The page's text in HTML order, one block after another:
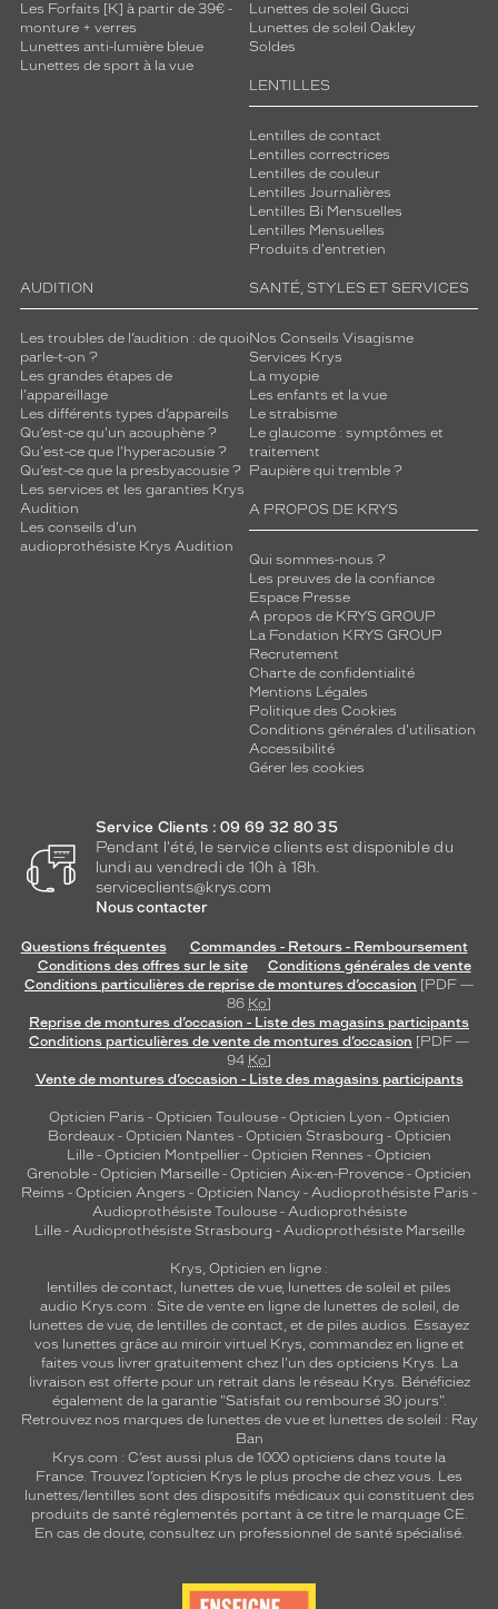
Les Forfaits [K] à partir de 39€ -
monture + verres
Lunettes anti-lumière bleue
Lunettes de sport à la vue
Lunettes de soleil Gucci
Lunettes de soleil Oakley
Soldes
LENTILLES
Lentilles de contact
Lentilles correctrices
Lentilles de couleur
Lentilles Journalières
Lentilles Bi Mensuelles
Lentilles Mensuelles
Produits d'entretien
AUDITION
Les troubles de l’audition : de quoi
parle-t-on ?
Les grandes étapes de
l'appareillage
Les différents types d’appareils
Qu’est-ce qu'un acouphène ?
Qu'est-ce que l'hyperacousie ?
Qu’est-ce que la presbyacousie ?
Les services et les garanties Krys
Audition
Les conseils d'un
audioprothésiste Krys Audition
SANTÉ, STYLES ET SERVICES
Nos Conseils Visagisme
Services Krys
La myopie
Les enfants et la vue
Le strabisme
Le glaucome : symptômes et
traitement
Paupière qui tremble ?
A PROPOS DE KRYS
Qui sommes-nous ?
Les preuves de la confiance
Espace Presse
A propos de KRYS GROUP
La Fondation KRYS GROUP
Recrutement
Charte de confidentialité
Mentions Légales
Politique des Cookies
Conditions générales d'utilisation
Accessibilité
Gérer les cookies
Service Clients : 09 69 32 80 35
Pendant l'été, le service clients est disponible du
lundi au vendredi de 10h à 18h.
serviceclients@krys.com
Nous contacter
Questions fréquentes
Commandes - Retours - Remboursement
Conditions des offres sur le site
Conditions générales de vente
Conditions particulières de reprise de montures d’occasion [PDF —
86 Ko]
Reprise de montures d’occasion - Liste des magasins participants
Conditions particulières de vente de montures d’occasion [PDF —
94 Ko]
Vente de montures d’occasion - Liste des magasins participants
Opticien Paris - Opticien Toulouse- Opticien Lyon - Opticien
Bordeaux- Opticien Nantes - Opticien Strasbourg - Opticien
Lille - Opticien Montpellier - Opticien Rennes - Opticien
Grenoble - Opticien Marseille - Opticien Aix-en-Provence - Opticien
Reims - Opticien Angers - Opticien Nancy - Audioprothésiste Paris -
Audioprothésiste Toulouse- Audioprothésiste
Lille- Audioprothésiste Strasbourg - Audioprothésiste Marseille
Krys, Opticien en ligne :
lentilles de contact, lunettes de vue, lunettes de soleil et piles
audio Krys.com : Site de vente en ligne de lunettes de soleil, de
lunettes de vue, de lentilles de contact, et de piles audios. Essayez
vos lunettes grâce au miroir virtuel Krys, commandez en ligne et
faites vous livrer gratuitement chez l'un des opticiens Krys. La
livraison est offerte pour un retrait dans le réseau Krys. Bénéficiez
également de la garantie "Satisfait ou remboursé 30 jours".
Retrouvez nos marques de lunettes de vue et lunettes de soleil : Ray
Ban
Krys.com : C’est aussi plus de 1000 opticiens dans toute la
France. Trouvez l’opticien Krys le plus proche de chez vous. Les
lunettes/lentilles sont des dispositifs médicaux qui constituent des
produits de santé réglementés portant à ce titre le marquage CE.
En cas de doute, consultez un professionnel de santé spécialisé.